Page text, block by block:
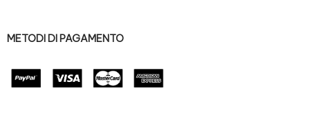
METODI DI PAGAMENTO